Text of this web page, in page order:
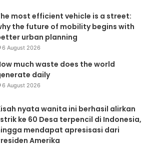
most efficient vehicle is a street:
the future of mobility begins with
urban planning
6 August 2026
much waste does the world
daily
6 August 2026
nyata wanita ini berhasil alirkan
ke 60 Desa terpencil di Indonesia,
mendapat apresisasi dari
Amerika